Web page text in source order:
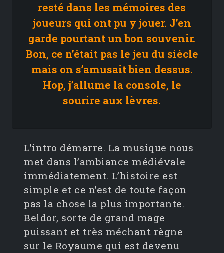
resté dans les mémoires des
joueurs qui ont pu y jouer. J’en
garde pourtant un bon souvenir.
Bon, ce n’était pas le jeu du siècle
mais on s’amusait bien dessus.
Hop, j’allume la console, le
sourire aux lèvres.
L’intro démarre. La musique nous
met dans l’ambiance médiévale
immédiatement. L’histoire est
simple et ce n’est de toute façon
pas la chose la plus importante.
Beldor, sorte de grand mage
puissant et très méchant règne
sur le Royaume qui est devenu